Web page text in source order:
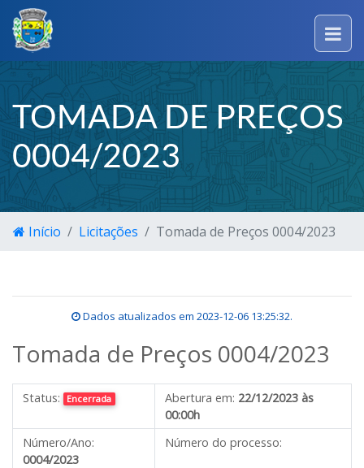
TOMADA DE PREÇOS
0004/2023
Início Licitações Tomada de Preços 0004/2023
Dados atualizados em 2023-12-06 13:25:32.
Tomada de Preços 0004/2023
Status: Encerrada Abertura em: 22/12/2023 às
00:00h
Número/Ano:
0004/2023
Número do processo: